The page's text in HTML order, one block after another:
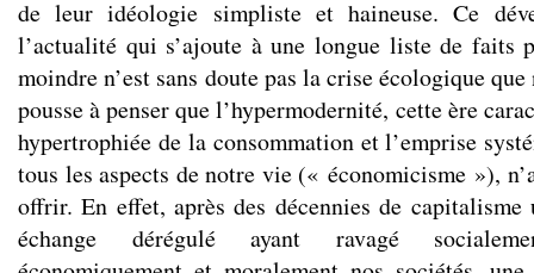
de leur idéologie simpliste et haineuse. Ce
l’actualité qui s’ajoute à une longue liste de faits
moindre n’est sans doute pas la crise écologique
pousse à penser que l’hypermodernité, cette ère
hypertrophiée de la consommation et l’emprise
tous les aspects de notre vie (« économicisme »),
offrir. En effet, après des décennies de
échange dérégulé ayant ravagé